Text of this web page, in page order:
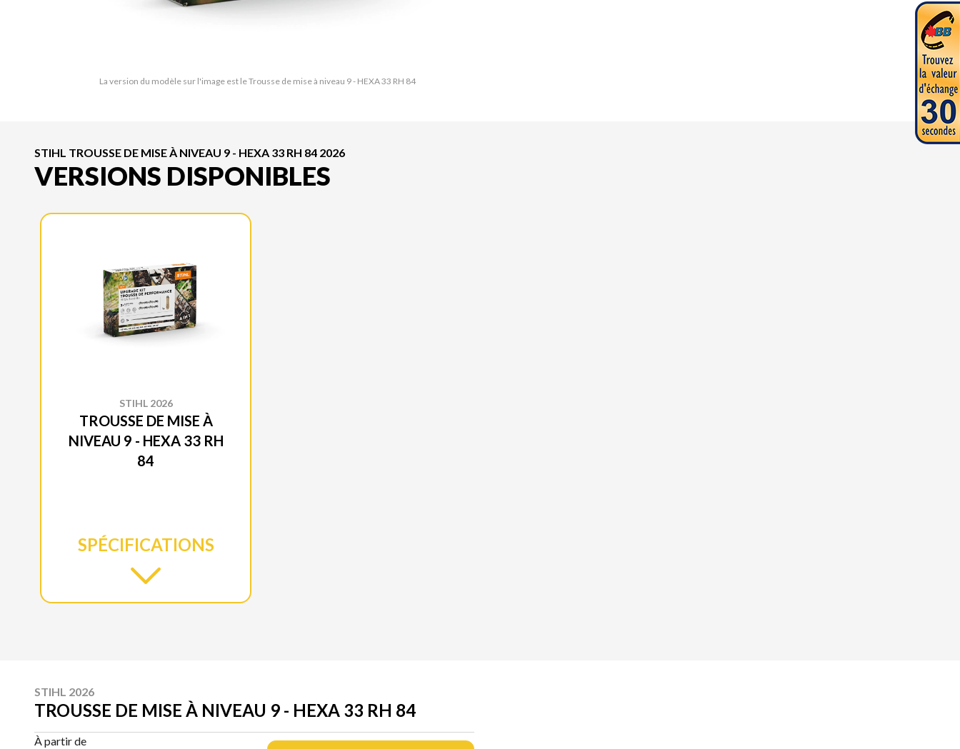
La version du modèle sur l'image est le Trousse de mise à niveau 9 - HEXA 33 RH 84
STIHL TROUSSE DE MISE À NIVEAU 9 - HEXA 33 RH 84 2026
VERSIONS DISPONIBLES
STIHL 2026
TROUSSE DE MISE À
NIVEAU 9 - HEXA 33 RH
84
SPÉCIFICATIONS
STIHL 2026
TROUSSE DE MISE À NIVEAU 9 - HEXA 33 RH 84
À partir de